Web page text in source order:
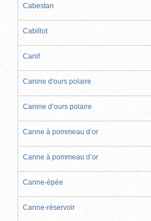
Cabestan
Cabillot
Canif
Canine d'ours polaire
Canine d’ours polaire
Canne à pommeau d’or
Canne à pommeau d’or
Canne-épée
Canne-réservoir